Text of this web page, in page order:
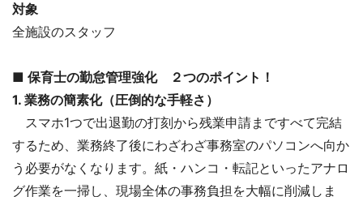
対象
全施設のスタッフ
■ 保育士の勤怠管理強化 ２つのポイント！
1. 業務の簡素化（圧倒的な手軽さ）
スマホ1つで出退勤の打刻から残業申請まですべて完結
するため、業務終了後にわざわざ事務室のパソコンへ向か
う必要がなくなります。紙・ハンコ・転記といったアナロ
グ作業を一掃し、現場全体の事務負担を大幅に削減しま